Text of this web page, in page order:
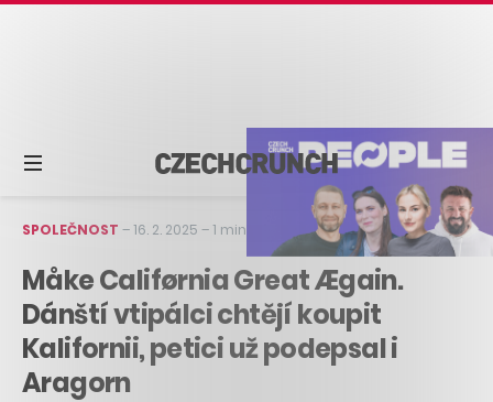
SPOLEČNOST –16. 2. 2025 –1 min čtení
Måke Califørnia Great Ægain.
Dánští vtipálci chtějí koupit
Kalifornii, petici už podepsal i
Aragorn